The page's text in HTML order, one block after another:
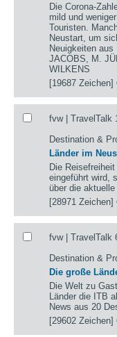
Die Corona-
mild und
Touristen.
Neustart, um
Neuigkeiten
JACOBS, M.
WILKENS
[19687 Zeichen]
fvw | TravelTalk
Destination &
Länder im
Die
eingeführt wird,
über die
[28971 Zeichen]
fvw | TravelTalk
Destination &
Die große
Die Welt zu
Länder die ITB
News aus 20
[29602 Zeichen]